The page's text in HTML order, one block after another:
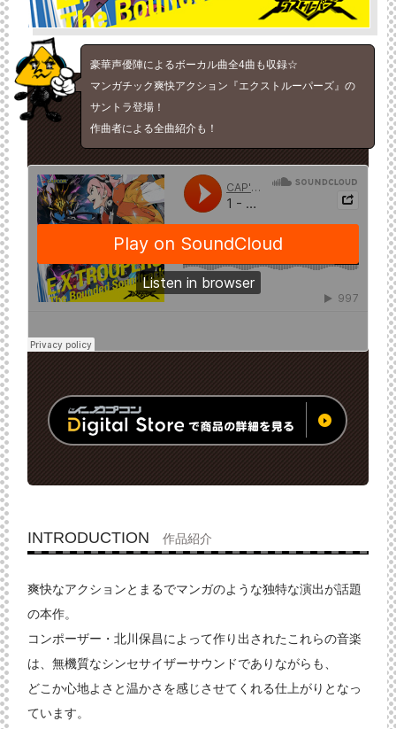
豪華声優陣によるボーカル曲全4曲も収録☆
マンガチック爽快アクション『エクストルーパーズ』の
サントラ登場！
作曲者による全曲紹介も！
INTRODUCTION 作品紹介
爽快なアクションとまるでマンガのような独特な演出が話題
の本作。
コンポーザー・北川保昌によって作り出されたこれらの音楽
は、無機質なシンセサイザーサウンドでありながらも、
どこか心地よさと温かさを感じさせてくれる仕上がりとなっ
ています。